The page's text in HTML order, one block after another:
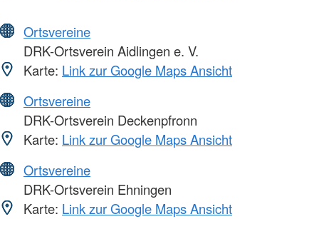
Ortsvereine
DRK-Ortsverein Aidlingen e. V.
Karte: Link zur Google Maps Ansicht
Ortsvereine
DRK-Ortsverein Deckenpfronn
Karte: Link zur Google Maps Ansicht
Ortsvereine
DRK-Ortsverein Ehningen
Karte: Link zur Google Maps Ansicht